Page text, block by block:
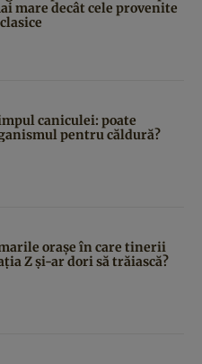
mare decât cele provenite
caniculei: poate
pentru căldură?
orașe în care tinerii
Z și-ar dori să trăiască?